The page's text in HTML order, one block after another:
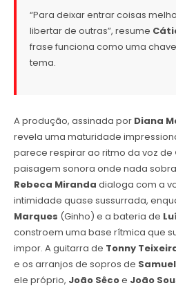
“Para deixar entrar coisas
libertar de outras”, resume
frase funciona como uma
tema.
A produção, assinada por Diana
revela uma maturidade
parece respirar ao ritmo da voz de
paisagem sonora onde nada
Rebeca Miranda dialoga com a
intimidade quase sussurrada,
Marques (Ginho) e a bateria de
constroem uma base rítmica que
impor. A guitarra de Tonny
e os arranjos de sopros de
ele próprio, João Sêcoe João